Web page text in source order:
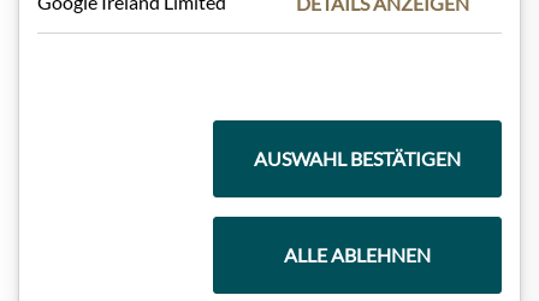
AUSWAHL BESTÄTIGEN
ALLE ABLEHNEN